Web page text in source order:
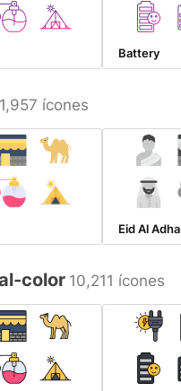
Battery
ícones
Eid Al Adha
color 10,211 ícones